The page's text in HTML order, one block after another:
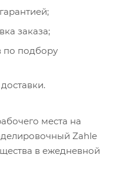
заказа;
по подбору
места на
Zahle
в ежедневной